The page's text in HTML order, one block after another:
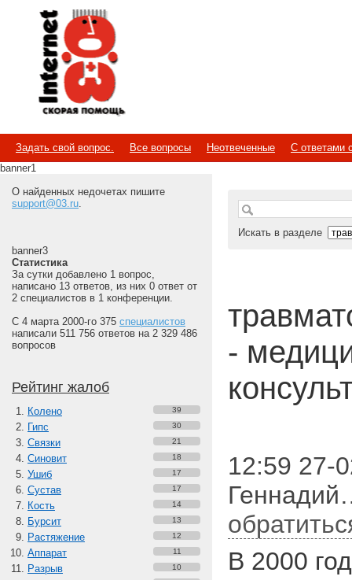
Internet
Скорая помощь
Задать свой вопрос. Все вопросы Неотвеченные
С ответами
banner1
О найденных недочетах пишите
support@03.ru.
banner3
Статистика
За сутки добавлено 1 вопрос,
написано 13 ответов, из них 0 ответ от
2 специалистов в 1 конференции.
С 4 марта 2000-го 375 специалистов
написали 511 756 ответов на 2 329 486
вопросов
Рейтинг жалоб
Колено 39
Гипс 30
Связки 21
Синовит 18
Ушиб 17
Сустав 17
Кость 14
Бурсит 13
Растяжение 12
Аппарат 11
Разрыв 10
Искать в разделе
-
12:59 27-
В 2000